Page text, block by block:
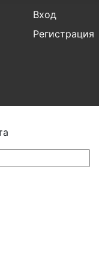
Вход
Регистрация